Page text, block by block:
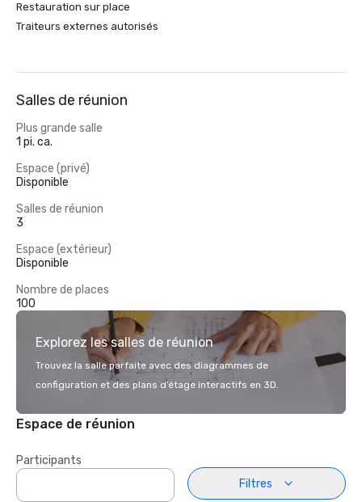
Restauration sur place
Traiteurs externes autorisés
Salles de réunion
Plus grande salle
1 pi. ca.
Espace (privé)
Disponible
Salles de réunion
3
Espace (extérieur)
Disponible
Nombre de places
100
Explorez les salles de réunion
Trouvez la salle parfaite avec des diagrammes de
configuration et des plans d’étage interactifs en 3D.
Espace de réunion
Participants
Filtres